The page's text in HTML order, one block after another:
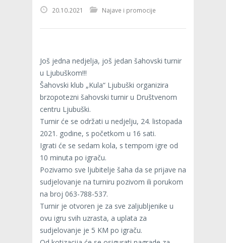
20.10.2021 Najave i promocije
Još jedna nedjelja, još jedan šahovski turnir
u Ljubuškom!!!
Šahovski klub „Kula“ Ljubuški organizira
brzopotezni šahovski turnir u Društvenom
centru Ljubuški.
Turnir će se održati u nedjelju, 24. listopada
2021. godine, s početkom u 16 sati.
Igrati će se sedam kola, s tempom igre od
10 minuta po igraču.
Pozivamo sve ljubitelje šaha da se prijave na
sudjelovanje na turniru pozivom ili porukom
na broj 063-788-537.
Turnir je otvoren je za sve zaljubljenike u
ovu igru svih uzrasta, a uplata za
sudjelovanje je 5 KM po igraču.